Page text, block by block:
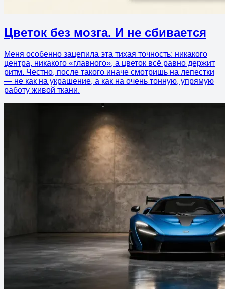
Цветок без мозга. И не сбивается
Меня особенно зацепила эта тихая точность: никакого
центра, никакого «главного», а цветок всё равно держит
ритм. Честно, после такого иначе смотришь на лепестки
— не как на украшение, а как на очень тонную, упрямую
работу живой ткани.